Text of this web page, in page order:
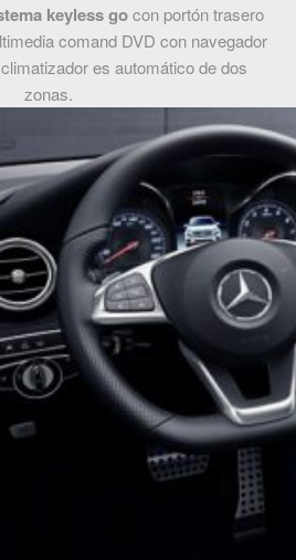
keyless gocon portón trasero
comand DVD con navegador
es automático de dos
zonas.